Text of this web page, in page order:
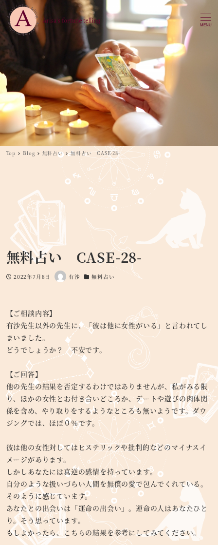
MENU
Top Blog 無料占い 無料占い CASE-28-
無料占い CASE-28-
投稿日
2022年7月8日
著
有沙
カテゴリー
無料占い
【ご相談内容】
有沙先生以外の先生に、「彼は他に女性がいる」と言われてし
まいました。
どうでしょうか？ 不安です。
【ご回答】
他の先生の結果を否定するわけではありませんが、私がみる限
り、ほかの女性とお付き合いどころか、デートや遊びの肉体関
係を含め、やり取りをするようなところも無いようです。ダウ
ジングでは、ほぼ０％です。
彼は他の女性対してはヒステリックや批判的などのマイナスイ
メージがあります。
しかしあなたには真逆の感情を持っています。
自分のような扱いづらい人間を無償の愛で包んでくれている。
そのように感じています。
あなたとの出会いは「運命の出会い」。運命の人はあなたひと
り。そう思っています。
もしよかったら、こちらの結果を参考にしてみてください。